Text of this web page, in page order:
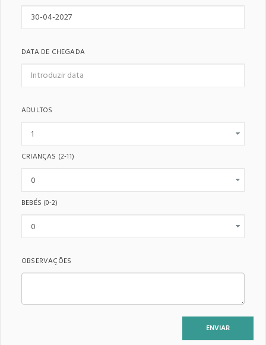
DATA DE CHEGADA
ADULTOS
CRIANÇAS (2-11)
BEBÉS (0-2)
OBSERVAÇÕES